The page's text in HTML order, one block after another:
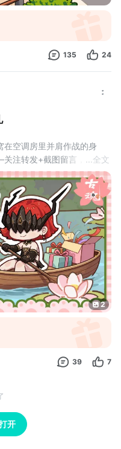
135 24
在空调房里并肩作战的身
注转发+截图留言，即可领
者还可额外获得惊喜大礼
卷每一寸土地，这是属于火
老契约亦在此刻泛起微
的每一个角落，盛夏最炽
...全文
2
39 7
开